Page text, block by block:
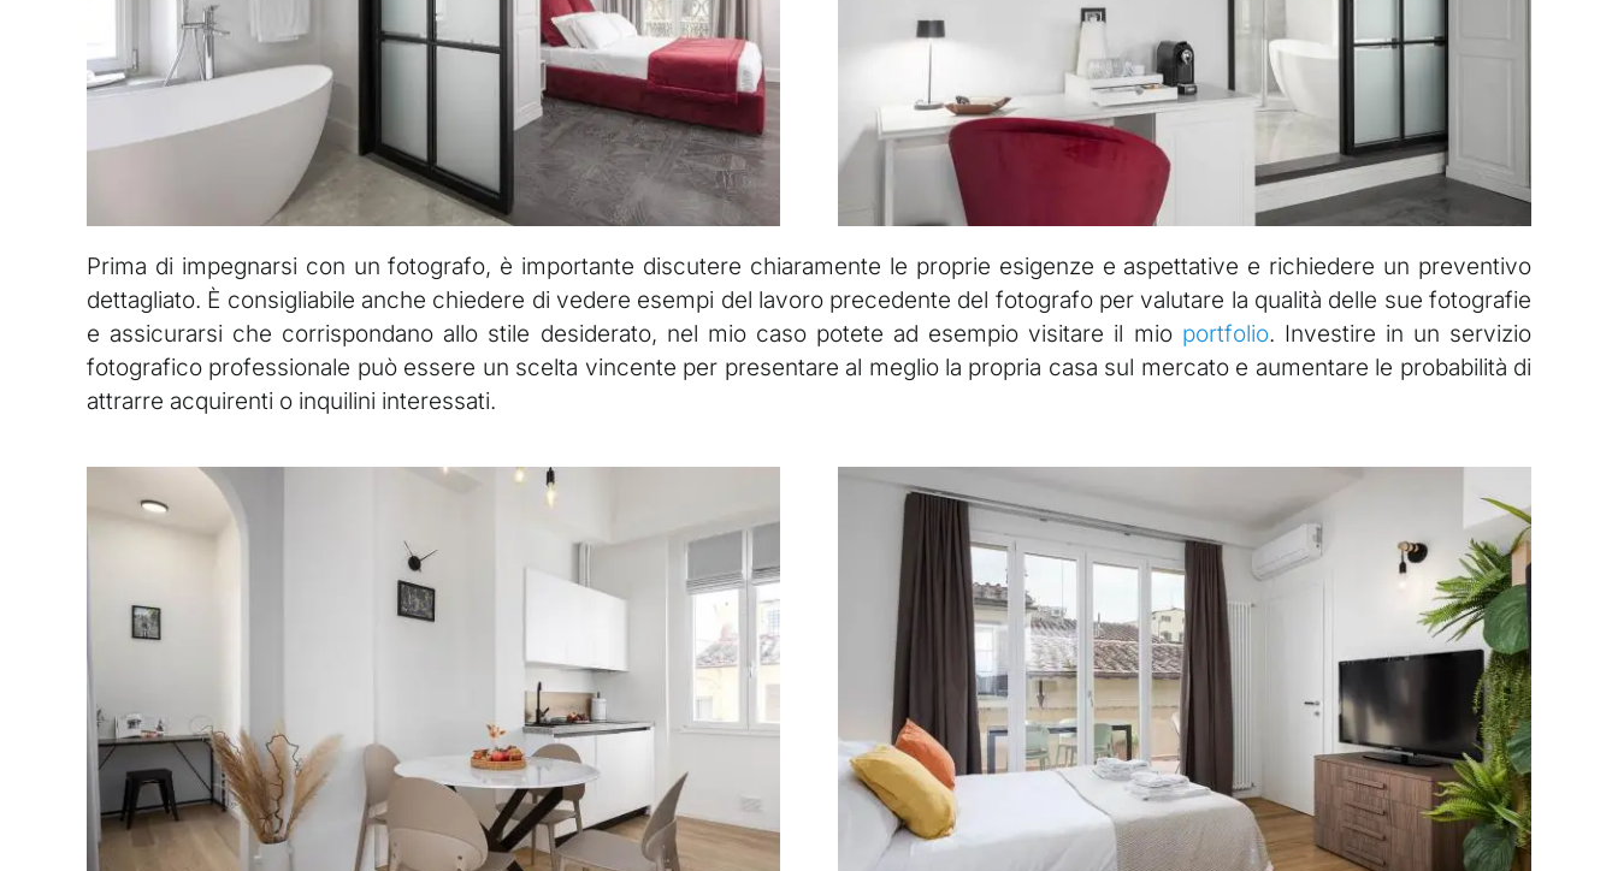
Prima di impegnarsi con un fotografo, è importante discutere chiaramente le proprie esigenze e aspettative e richiedere un preventivo
dettagliato. È consigliabile anche chiedere di vedere esempi del lavoro precedente del fotografo per valutare la qualità delle sue fotografie
e assicurarsi che corrispondano allo stile desiderato, nel mio caso potete ad esempio visitare il mio portfolio. Investire in un servizio
fotografico professionale può essere un scelta vincente per presentare al meglio la propria casa sul mercato e aumentare le probabilità di
attrarre acquirenti o inquilini interessati.